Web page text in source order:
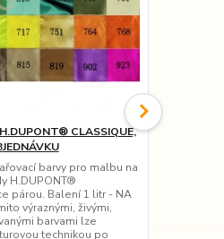
CLASSIQUE,
barvy pro malbu na
H.DUPONT®
párou. Balení 1 litr - NA
výraznými, živými,
barvami lze
technikou po